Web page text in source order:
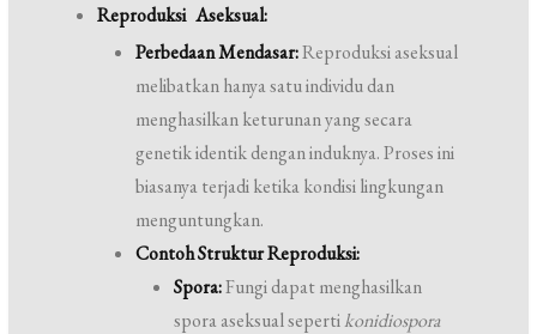
Reproduksi Aseksual:
Perbedaan Mendasar:Reproduksi aseksual
melibatkan hanya satu individu dan
menghasilkan keturunan yang secara
genetik identik dengan induknya. Proses ini
biasanya terjadi ketika kondisi lingkungan
menguntungkan.
Contoh Struktur Reproduksi:
Spora:Fungi dapat menghasilkan
spora aseksual sepertikonidiospora